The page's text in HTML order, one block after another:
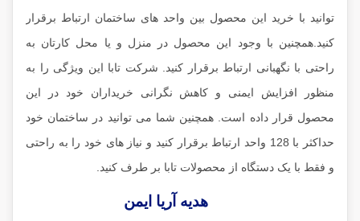
توانید با خرید این محصول بین واحد های ساختمان ارتباط برقرار
کنید.همچنین با وجود این محصول در منزل و یا محل کارتان به
راحتی با نگهبانی ارتباط برقرار کنید. شرکت تابا این ویژگی را به
منظور افزایش ایمنی و کاهش نگرانی خریداران خود در این
محصول قرار داده است. همچنین شما می توانید در ساختمان خود
حداکثر با 128 واحد ارتباط برقرار کنید و نیاز های خود را به راحتی
و فقط با یک دستگاه از محصولات تابا بر طرف کنید.
هدیه آریا ایمن